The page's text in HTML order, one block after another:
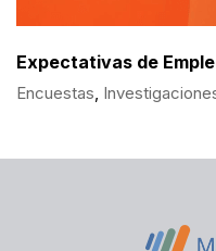
Expectativas de
Encuestas,